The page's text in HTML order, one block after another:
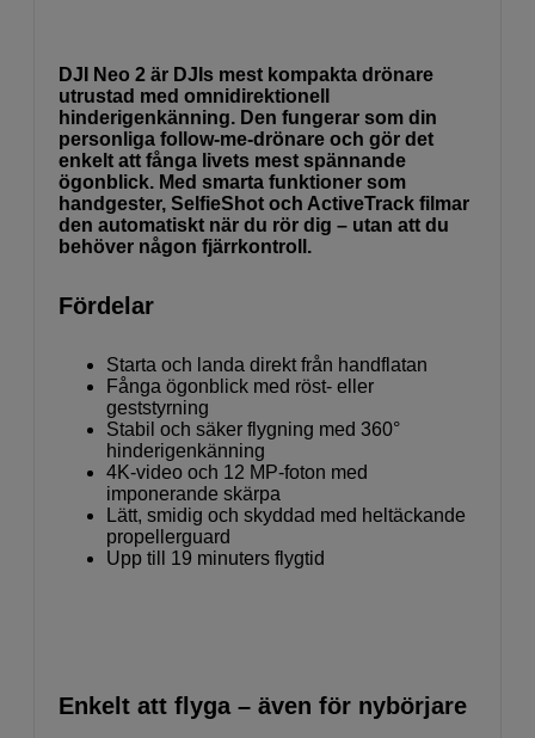
DJI Neo 2 är DJIs mest kompakta drönare
utrustad med omnidirektionell
hinderigenkänning. Den fungerar som din
personliga follow-me-drönare och gör det
enkelt att fånga livets mest spännande
ögonblick. Med smarta funktioner som
handgester, SelfieShot och ActiveTrack filmar
den automatiskt när du rör dig – utan att du
behöver någon fjärrkontroll.
Fördelar
Starta och landa direkt från handflatan
Fånga ögonblick med röst- eller
geststyrning
Stabil och säker flygning med 360°
hinderigenkänning
4K-video och 12 MP-foton med
imponerande skärpa
Lätt, smidig och skyddad med heltäckande
propellerguard
Upp till 19 minuters flygtid
Enkelt att flyga – även för nybörjare